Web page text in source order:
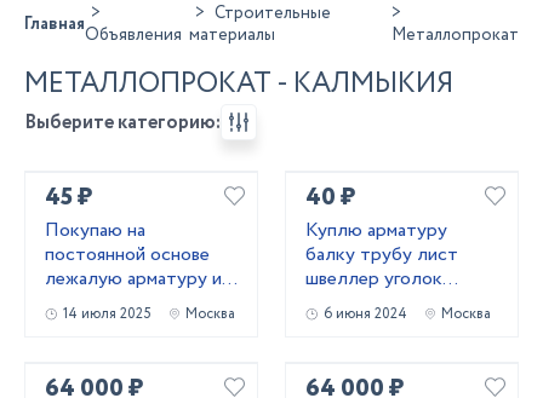
ГлавнаяОбъявления
Строительные
материалы
Металлопрокат
МЕТАЛЛОПРОКАТ - КАЛМЫКИЯ
Выберите категорию:
45 ₽
Покупаю на
постоянной основе
лежалую арматуру и
металлопрокат!
Самовывоз
14 июля 2025 Москва
40 ₽
Куплю арматуру
балку трубу лист
швеллер уголок
лежалый
металлопрокат
6 июня 2024 Москва
64 000 ₽ 64 000 ₽